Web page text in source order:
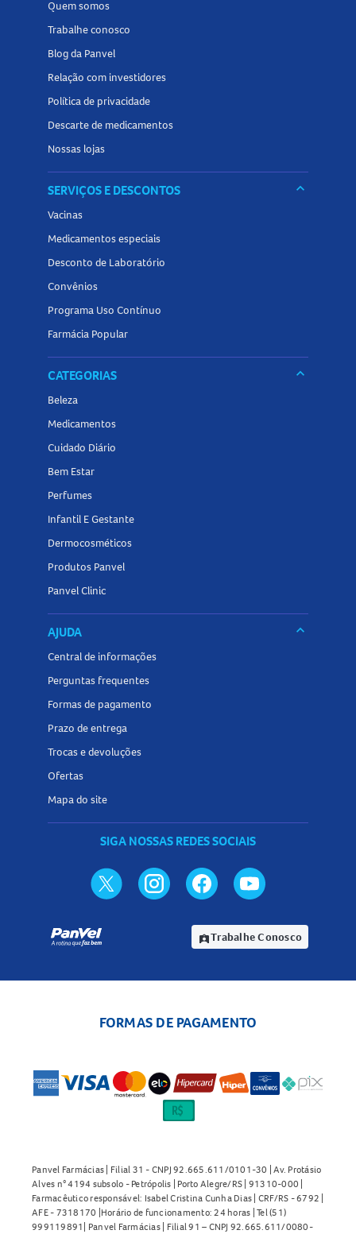
Não utilize o produto se houver alteração no aspecto da
fórmula.
Tamanho do produto
Máscara De Cílios Revlon Colorstay Xtensionnaire Black
está disponível em embalagem com 8ml.
Conheça outros produtos relacionados à
na Panvel Farmácias e encontre tudo o que precisa
para destacar, definir e valorizar o olhar no dia a dia!
Quem somos
Trabalhe conosco
Blog da Panvel
Relação com investidores
Política de privacidade
Descarte de medicamentos
Nossas lojas
SERVIÇOS E DESCONTOS keyboard_arrow_down
Vacinas
Medicamentos especiais
Desconto de Laboratório
Convênios
Programa Uso Contínuo
Farmácia Popular
CATEGORIAS keyboard_arrow_down
Beleza
Medicamentos
Cuidado Diário
Bem Estar
Perfumes
Infantil E Gestante
Dermocosméticos
Produtos Panvel
Panvel Clinic
AJUDA keyboard_arrow_down
Central de informações
Perguntas frequentes
Formas de pagamento
Prazo de entrega
Trocas e devoluções
Ofertas
Mapa do site
SIGA NOSSAS REDES SOCIAIS
assignment_indTrabalhe Conosco
FORMAS DE PAGAMENTO
Panvel Farmácias | Filial 31 - CNPJ 92.665.611/0101-30 | Av. Protásio
Alves n° 4194 subsolo - Petrópolis | Porto Alegre/RS | 91310-000 |
Farmacêutico responsável: Isabel Cristina Cunha Dias | CRF/RS - 6792 |
AFE - 7318170 |Horário de funcionamento: 24 horas | Tel (51)
999119891| Panvel Farmácias | Filial 91 – CNPJ 92.665.611/0080-